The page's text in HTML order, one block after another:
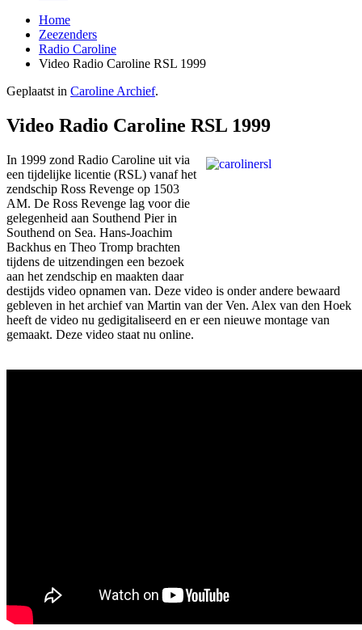
Home
Zeezenders
Radio Caroline
Video Radio Caroline RSL 1999
Geplaatst in Caroline Archief.
Video Radio Caroline RSL 1999
In 1999 zond Radio Caroline uit via
een tijdelijke licentie (RSL) vanaf het
zendschip Ross Revenge op 1503
AM. De Ross Revenge lag voor die
gelegenheid aan Southend Pier in
Southend on Sea. Hans-Joachim
Backhus en Theo Tromp brachten
tijdens de uitzendingen een bezoek
aan het zendschip en maakten daar
destijds video opnamen van. Deze video is onder andere bewaard
gebleven in het archief van Martin van der Ven. Alex van den Hoek
heeft de video nu gedigitaliseerd en er een nieuwe montage van
gemaakt. Deze video staat nu online.